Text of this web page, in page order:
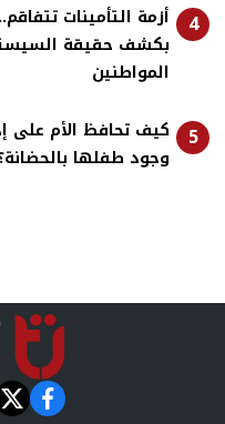
4
أزمة التأمينات
بكشف حقيقة
المواطنين
5
كيف تحافظ الأم على
وجود طفلها